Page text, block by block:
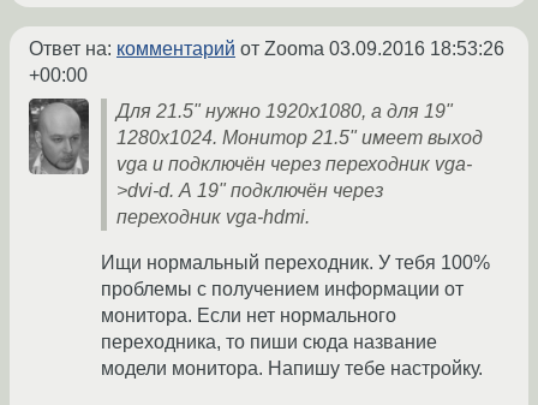
Ответ на: комментарий от Zooma 03.09.2016 18:53:26
+00:00
Для 21.5" нужно 1920х1080, а для 19"
1280х1024. Монитор 21.5" имеет выход
vga и подключён через переходник vga-
>dvi-d. А 19" подключён через
переходник vga-hdmi.
Ищи нормальный переходник. У тебя 100%
проблемы с получением информации от
монитора. Если нет нормального
переходника, то пиши сюда название
модели монитора. Напишу тебе настройку.